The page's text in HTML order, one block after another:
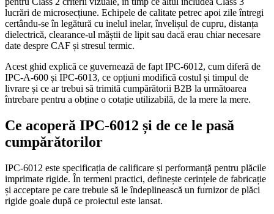
lucrări de microsecțiune. Echipele de calitate petrec apoi zile întregi
certându-se în legătură cu inelul inelar, învelișul de cupru, distanța
dielectrică, clearance-ul măștii de lipit sau dacă erau chiar necesare
date despre CAF și stresul termic.
Acest ghid explică ce guvernează de fapt IPC-6012, cum diferă de
IPC-A-600 și IPC-6013, ce opțiuni modifică costul și timpul de
livrare și ce ar trebui să trimită cumpărătorii B2B la următoarea
întrebare pentru a obține o cotație utilizabilă, de la mere la mere.
Ce acoperă IPC-6012 și de ce le pasă
cumpărătorilor
IPC-6012 este specificația de calificare și performanță pentru plăcile
imprimate rigide. În termeni practici, definește cerințele de fabricație
și acceptare pe care trebuie să le îndeplinească un furnizor de plăci
rigide goale după ce proiectul este lansat.